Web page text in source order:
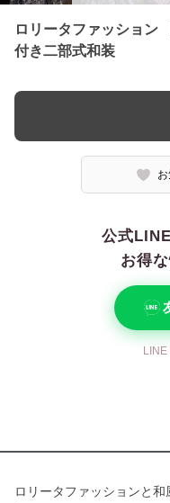
ロリータファッション
付き二部式和装
公式
お得
LINE
ロリータファッションと